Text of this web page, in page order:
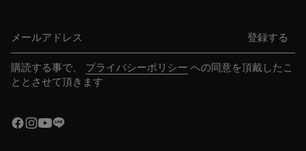
登録する
購読する事で、 プライバシーポリシー への同意を頂戴したこ
ととさせて頂きます